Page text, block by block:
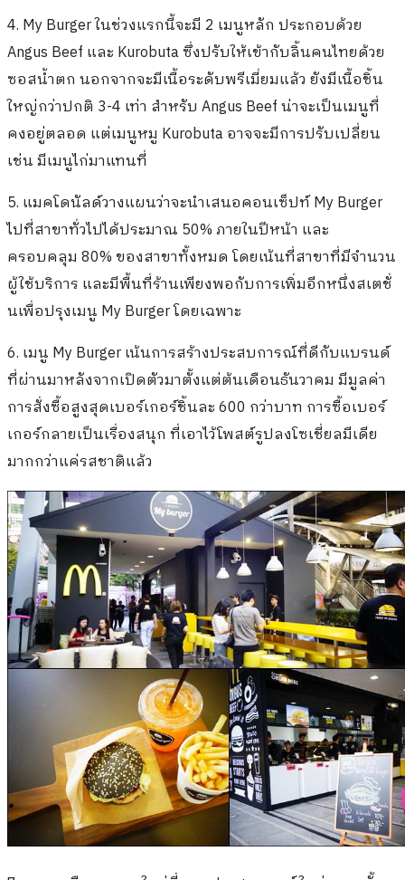
4. My Burger ในช่วงแรกนี้จะมี 2 เมนูหลัก ประกอบด้วย
Angus Beef และ Kurobuta ซึ่งปรับให้เข้ากับลิ้นคนไทยด้วย
ซอสน้ำตก นอกจากจะมีเนื้อระดับพรีเมี่ยมแล้ว ยังมีเนื้อชิ้น
ใหญ่กว่าปกติ 3-4 เท่า สำหรับ Angus Beef น่าจะเป็นเมนูที่
คงอยู่ตลอด แต่เมนูหมู Kurobuta อาจจะมีการปรับเปลี่ยน
เช่น มีเมนูไก่มาแทนที่
5. แมคโดนัลด์วางแผนว่าจะนำเสนอคอนเซ็ปท์ My Burger
ไปที่สาขาทั่วไปได้ประมาณ 50% ภายในปีหน้า และ
ครอบคลุม 80% ของสาขาทั้งหมด โดยเน้นที่สาขาที่มีจำนวน
ผู้ใช้บริการ และมีพื้นที่ร้านเพียงพอกับการเพิ่มอีกหนึ่งสเตชั่
นเพื่อปรุงเมนู My Burger โดยเฉพาะ
6. เมนู My Burger เน้นการสร้างประสบการณ์ที่ดีกับแบรนด์
ที่ผ่านมาหลังจากเปิดตัวมาตั้งแต่ต้นเดือนธันวาคม มีมูลค่า
การสั่งซื้อสูงสุดเบอร์เกอร์ชิ้นละ 600 กว่าบาท การซื้อเบอร์
เกอร์กลายเป็นเรื่องสนุก ที่เอาไว้โพสต์รูปลงโซเชี่ยลมีเดีย
มากกว่าแค่รสชาติแล้ว